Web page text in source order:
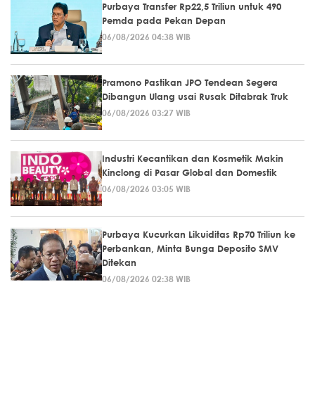
Purbaya Transfer Rp22,5 Triliun untuk 490
Pemda pada Pekan Depan
06/08/2026 04:38 WIB
Pramono Pastikan JPO Tendean Segera
Dibangun Ulang usai Rusak Ditabrak Truk
06/08/2026 03:27 WIB
Industri Kecantikan dan Kosmetik Makin
Kinclong di Pasar Global dan Domestik
06/08/2026 03:05 WIB
Purbaya Kucurkan Likuiditas Rp70 Triliun ke
Perbankan, Minta Bunga Deposito SMV
Ditekan
06/08/2026 02:38 WIB